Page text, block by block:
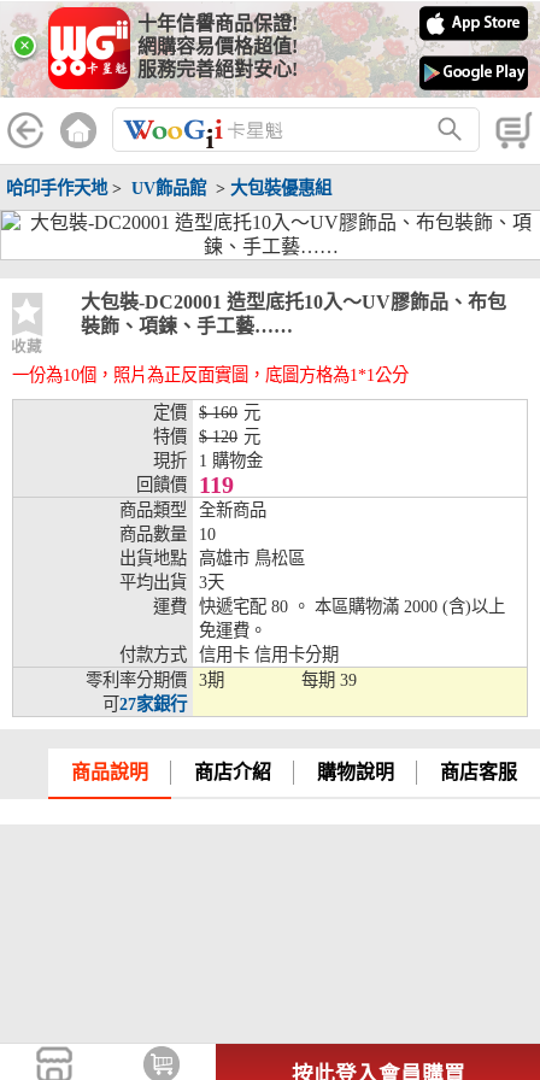
×
十年信譽商品保證!
網購容易價格超值!
服務完善絕對安心!
哈印手作天地> UV飾品館> 大包裝優惠組
收藏
大包裝-DC20001 造型底托10入～UV膠飾品、布包
裝飾、項鍊、手工藝……
一份為10個，照片為正反面實圖，底圖方格為1*1公分
定價
$ 160 元
特價
$ 120 元
現折
1 購物金
回饋價
119
商品類型
全新商品
商品數量
10
出貨地點
高雄市 鳥松區
平均出貨
3天
運費
快遞宅配 80 。 本區購物滿 2000 (含)以上
免運費。
付款方式
信用卡 信用卡分期
零利率分期價
可27家銀行
3期 每期 39
商品說明 商店介紹 購物說明 商店客服
按此登入會員購買
線上分期銀行
WooGii 與 綠界 合作，『信用卡分期付款』 與 『信用卡零利率
分期付款』 的配合銀行如下：
分期期數 提供分期之銀行
兆豐銀行、合作金庫、第一銀行、華南銀行、
彰化銀行、上海銀行、富邦銀行、國泰世華、
台灣企銀、台中銀行、匯豐銀行、華泰銀行、
銀、元大銀行、永豐銀行、玉山銀行、凱基銀
行、星展銀行、台新銀行、安泰銀行、中國信
兆豐銀行、合作金庫、第一銀行、華南銀行、
彰化銀行、上海銀行、富邦銀行、國泰世華、
台灣企銀、台中銀行、匯豐銀行、華泰銀行、
臺灣新光銀行、陽信銀行、聯邦銀行、遠東商
銀、元大銀行、永豐銀行、玉山銀行、凱基銀
行、星展銀行、台新銀行、安泰銀行、中國信
託、台灣樂天、三信商銀
兆豐銀行、合作金庫、第一銀行、華南銀行、
彰化銀行、上海銀行、富邦銀行、國泰世華、
台灣企銀、台中銀行、匯豐銀行、華泰銀行、
臺灣新光銀行、陽信銀行、聯邦銀行、遠東商
銀、元大銀行、永豐銀行、玉山銀行、凱基銀
行、星展銀行、台新銀行、安泰銀行、中國信
託、台灣樂天、三信商銀
彰化銀行、上海銀行、富邦銀行、國泰世華、
台灣企銀、台中銀行、匯豐銀行、華泰銀行、